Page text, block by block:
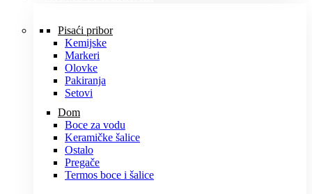
Pisaći pribor
Kemijske
Markeri
Olovke
Pakiranja
Setovi
Dom
Boce za vodu
Keramičke šalice
Ostalo
Pregače
Termos boce i šalice